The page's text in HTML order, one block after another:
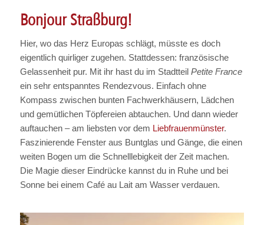
Bonjour Straßburg!
Hier, wo das Herz Europas schlägt, müsste es doch
eigentlich quirliger zugehen. Stattdessen: französische
Gelassenheit pur. Mit ihr hast du im Stadtteil Petite France
ein sehr entspanntes Rendezvous. Einfach ohne
Kompass zwischen bunten Fachwerkhäusern, Lädchen
und gemütlichen Töpfereien abtauchen. Und dann wieder
auftauchen – am liebsten vor dem Liebfrauenmünster.
Faszinierende Fenster aus Buntglas und Gänge, die einen
weiten Bogen um die Schnelllebigkeit der Zeit machen.
Die Magie dieser Eindrücke kannst du in Ruhe und bei
Sonne bei einem Café au Lait am Wasser verdauen.